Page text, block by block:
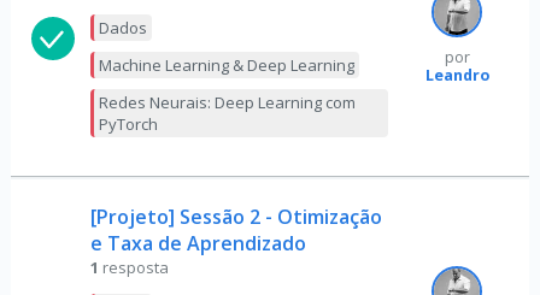
Dados
Machine Learning & Deep Learning
Redes Neurais: Deep Learning com
PyTorch
por
Leandro
[Projeto] Sessão 2 - Otimização
e Taxa de Aprendizado
1 resposta